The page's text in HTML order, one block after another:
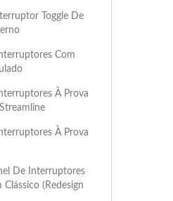
Toggle De
Com
À Prova
À Prova
De Interruptores
Clássico (Redesign